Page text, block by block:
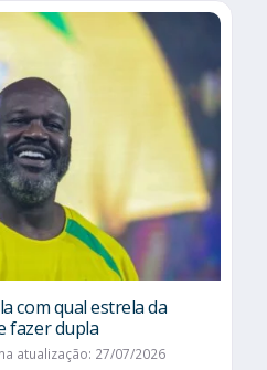
com qual estrela da
fazer dupla
atualização: 27/07/2026